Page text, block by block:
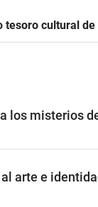
cultural de
los misterios
arte e